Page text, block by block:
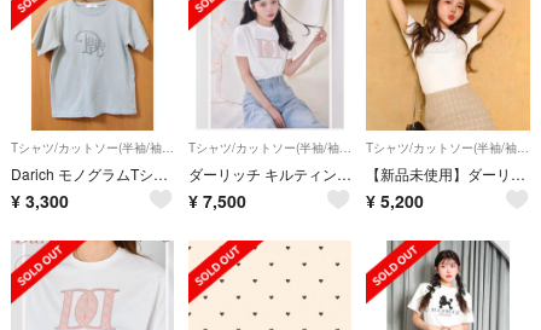
Tシャツ/カットソー(半袖/袖なし)
Darich モノグラムTシャツ
¥ 3,300
Tシャツ/カットソー(半袖/袖なし)
ダーリッチ キルティングアップリケTシャツ ホワイト
¥ 7,500
Tシャツ/カットソー(半袖/袖なし)
【新品未使用】ダーリッチ DarichデコラティブロゴTシャツ
¥ 5,200